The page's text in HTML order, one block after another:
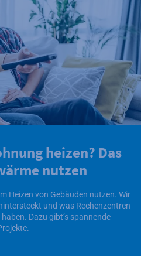
heizen? Das
nutzen
Heizen von Gebäuden nutzen. Wir
und was Rechenzentren
Dazu gibt’s spannende